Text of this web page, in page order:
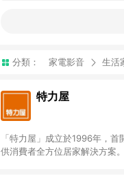
分類： 家電影音 生活
特力屋
「特力屋」成立於1996年，
供消費者全方位居家解決方案